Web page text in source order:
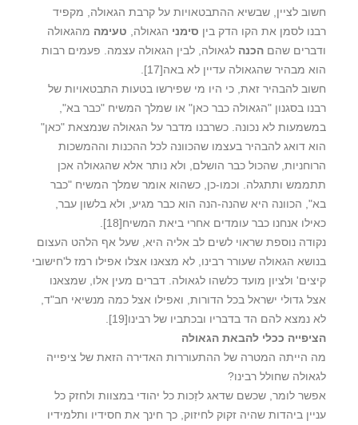
חשוב לציין, שבשיא ההתבטאויות על קרבת הגאולה, מקפיד
רבנו לסמן את הקו הדק בין סימני הגאולה, טעימה מהגאולה
ודברים שהם הכנה לגאולה, לבין הגאולה עצמה. פעמים רבות
הוא מבהיר שהגאולה עדיין לא באה[17]
חשוב להבהיר זאת, כי היו מי שפירשו בטעות התבטאויות של
רבנו בסגנון "הגאולה כבר כאן" או שמלך המשיח "כבר בא",
במשמעות לא נכונה. כשרבנו מדבר על הגאולה שנמצאת "כאן"
הוא דואג להבהיר בעצמו שהכוונה לכל ההכנות וההמשכות
הרוחניות, שהכול כבר הושלם, ולא נותר אלא שהגאולה אכן
תתממש ותתגלה. וכמו-כן, כשהוא אומר שמלך המשיח "כבר
בא", הכוונה היא שהנה-הנה הוא כבר מגיע, ולא בלשון עבר,
כאילו אנחנו כבר עומדים אחרי ביאת המשיח[18]
נקודה נוספת שראוי לשים לב אליה היא, שעל אף הלהט העצום
בנושא הגאולה שעורר רבינו, לא מצאנו אצלו אפילו רמז ל'חישובי
קיצים' ולציון מועד כלשהו לגאולה. דברים מעין אלו, שמצאנו
אצל גדולי ישראל בכל הדורות, ואפילו אצל כמה מנשיאי חב"ד,
לא נמצא להם הד בדבריו ובכתביו של רבינו[19]
הציפייה ככלי להבאת הגאולה
מה הייתה המטרה של ההתעוררות האדירה הזאת של ציפייה
לגאולה שחולל רבינו?
אפשר לומר, שכשם שדאג לזַכות כל יהודי במצוות ולחזק כל
עניין ביהדות שהיה זקוק לחיזוק, כך חינך את חסידיו ותלמידיו